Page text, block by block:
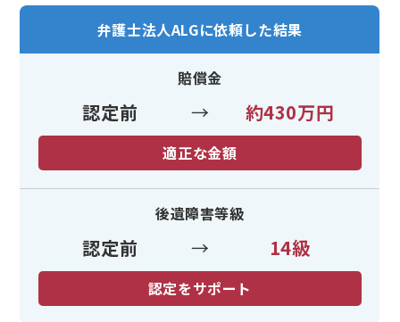
弁護士法人ALGに依頼した結果
賠償金
認定前 → 約430万円
適正な金額
後遺障害等級
認定前 → 14級
認定をサポート